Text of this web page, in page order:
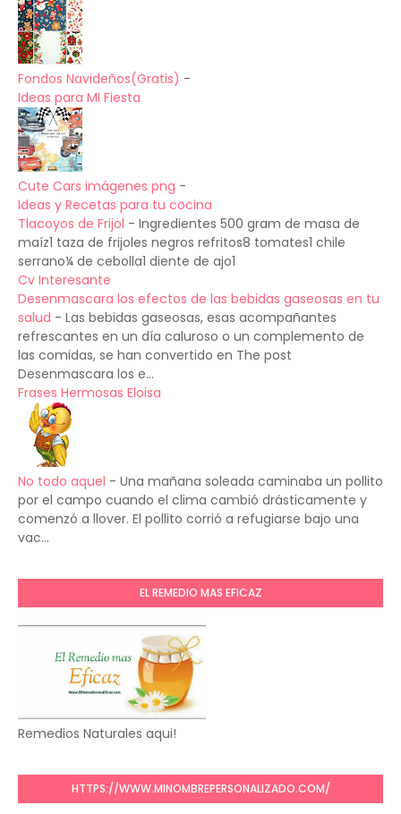
Fondos Navideños(Gratis) -
Ideas para MI Fiesta
Cute Cars imágenes png -
Ideas y Recetas para tu cocina
Tlacoyos de Frijol - Ingredientes 500 gram de masa de
maíz1 taza de frijoles negros refritos8 tomates1 chile
serrano¼ de cebolla1 diente de ajo1
Cv Interesante
Desenmascara los efectos de las bebidas gaseosas en tu
salud - Las bebidas gaseosas, esas acompañantes
refrescantes en un día caluroso o un complemento de
las comidas, se han convertido en The post
Desenmascara los e...
Frases Hermosas Eloisa
No todo aquel - Una mañana soleada caminaba un pollito
por el campo cuando el clima cambió drásticamente y
comenzó a llover. El pollito corrió a refugiarse bajo una
vac...
EL REMEDIO MAS EFICAZ
Remedios Naturales aqui!
HTTPS://WWW.MINOMBREPERSONALIZADO.COM/